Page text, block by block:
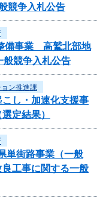
競争入札公告
備事業 高鷲北部地
競争入札公告
ン推進課
し・加速化支援事
定結果）
単街路事業（一般
工事に関する一般